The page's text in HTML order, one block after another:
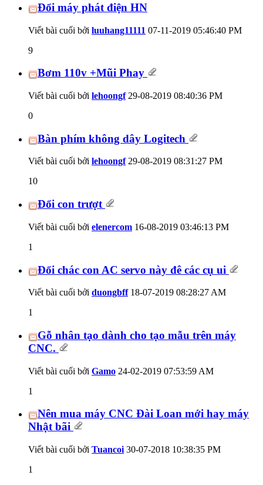
Đổi máy phát điện HN
Viết bài cuối bởi luuhang11111 07-11-2019 05:46:40 PM
9
Bơm 110v +Mũi Phay
Viết bài cuối bởi lehoongf29-08-2019 08:40:36 PM
0
Bàn phím không dây Logitech
Viết bài cuối bởi lehoongf29-08-2019 08:31:27 PM
10
Đổi con trượt
Viết bài cuối bởi elenercom 16-08-2019 03:46:13 PM
1
Đổi chác con AC servo này đê các cụ ui
Viết bài cuối bởi duongbff18-07-2019 08:28:27 AM
1
Gỗ nhân tạo dành cho tạo mẫu trên máy
CNC.
Viết bài cuối bởi Gamo 24-02-2019 07:53:59 AM
1
Nên mua máy CNC Đài Loan mới hay máy
Nhật bãi
Viết bài cuối bởi Tuancoi 30-07-2018 10:38:35 PM
1